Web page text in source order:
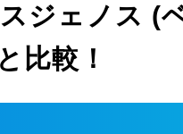
ジェノス (
比較！